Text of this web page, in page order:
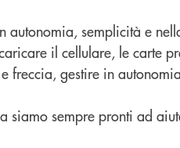
semplicità e
il cellulare, le carte
freccia, gestire in
siamo sempre pronti ad